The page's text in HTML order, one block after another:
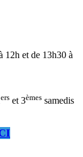
12h et de 13h30 à
ers et 3èmes samedis